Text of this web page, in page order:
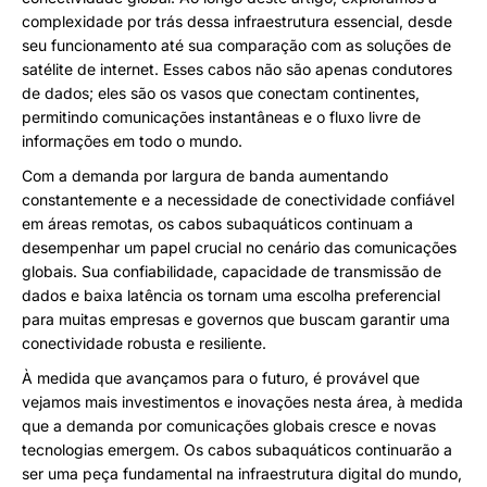
complexidade por trás dessa infraestrutura essencial, desde
seu funcionamento até sua comparação com as soluções de
satélite de internet. Esses cabos não são apenas condutores
de dados; eles são os vasos que conectam continentes,
permitindo comunicações instantâneas e o fluxo livre de
informações em todo o mundo.
Com a demanda por largura de banda aumentando
constantemente e a necessidade de conectividade confiável
em áreas remotas, os cabos subaquáticos continuam a
desempenhar um papel crucial no cenário das comunicações
globais. Sua confiabilidade, capacidade de transmissão de
dados e baixa latência os tornam uma escolha preferencial
para muitas empresas e governos que buscam garantir uma
conectividade robusta e resiliente.
À medida que avançamos para o futuro, é provável que
vejamos mais investimentos e inovações nesta área, à medida
que a demanda por comunicações globais cresce e novas
tecnologias emergem. Os cabos subaquáticos continuarão a
ser uma peça fundamental na infraestrutura digital do mundo,